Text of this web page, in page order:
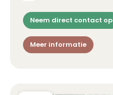
Neem direct contact op
Meer informatie